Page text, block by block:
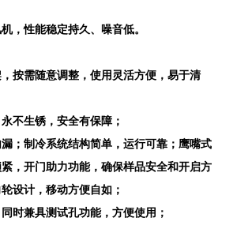
，性能稳定持久、噪音低。
按需随意调整，使用灵活方便，易于清
不生锈，安全有保障；
；制冷系统结构简单，运行可靠；鹰嘴式
，开门助力功能，确保样品安全和开启方
设计，移动方便自如；
时兼具测试孔功能，方便使用；